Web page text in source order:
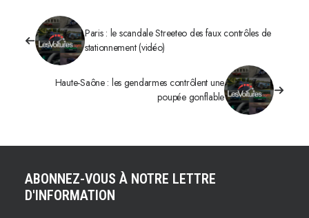
Paris : le scandale Streeteo des faux contrôles de
stationnement (vidéo)
Haute-Saône : les gendarmes contrôlent une
poupée gonflable
ABONNEZ-VOUS À NOTRE LETTRE
D'INFORMATION